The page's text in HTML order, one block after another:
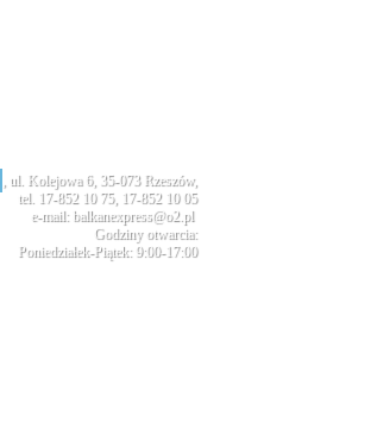
, ul. Kolejowa 6, 35-073 Rzeszów,
tel. 17-852 10 75, 17-852 10 05
e-mail: balkanexpress@o2.pl
Godziny otwarcia:
Poniedziałek-Piątek: 9:00-17:00